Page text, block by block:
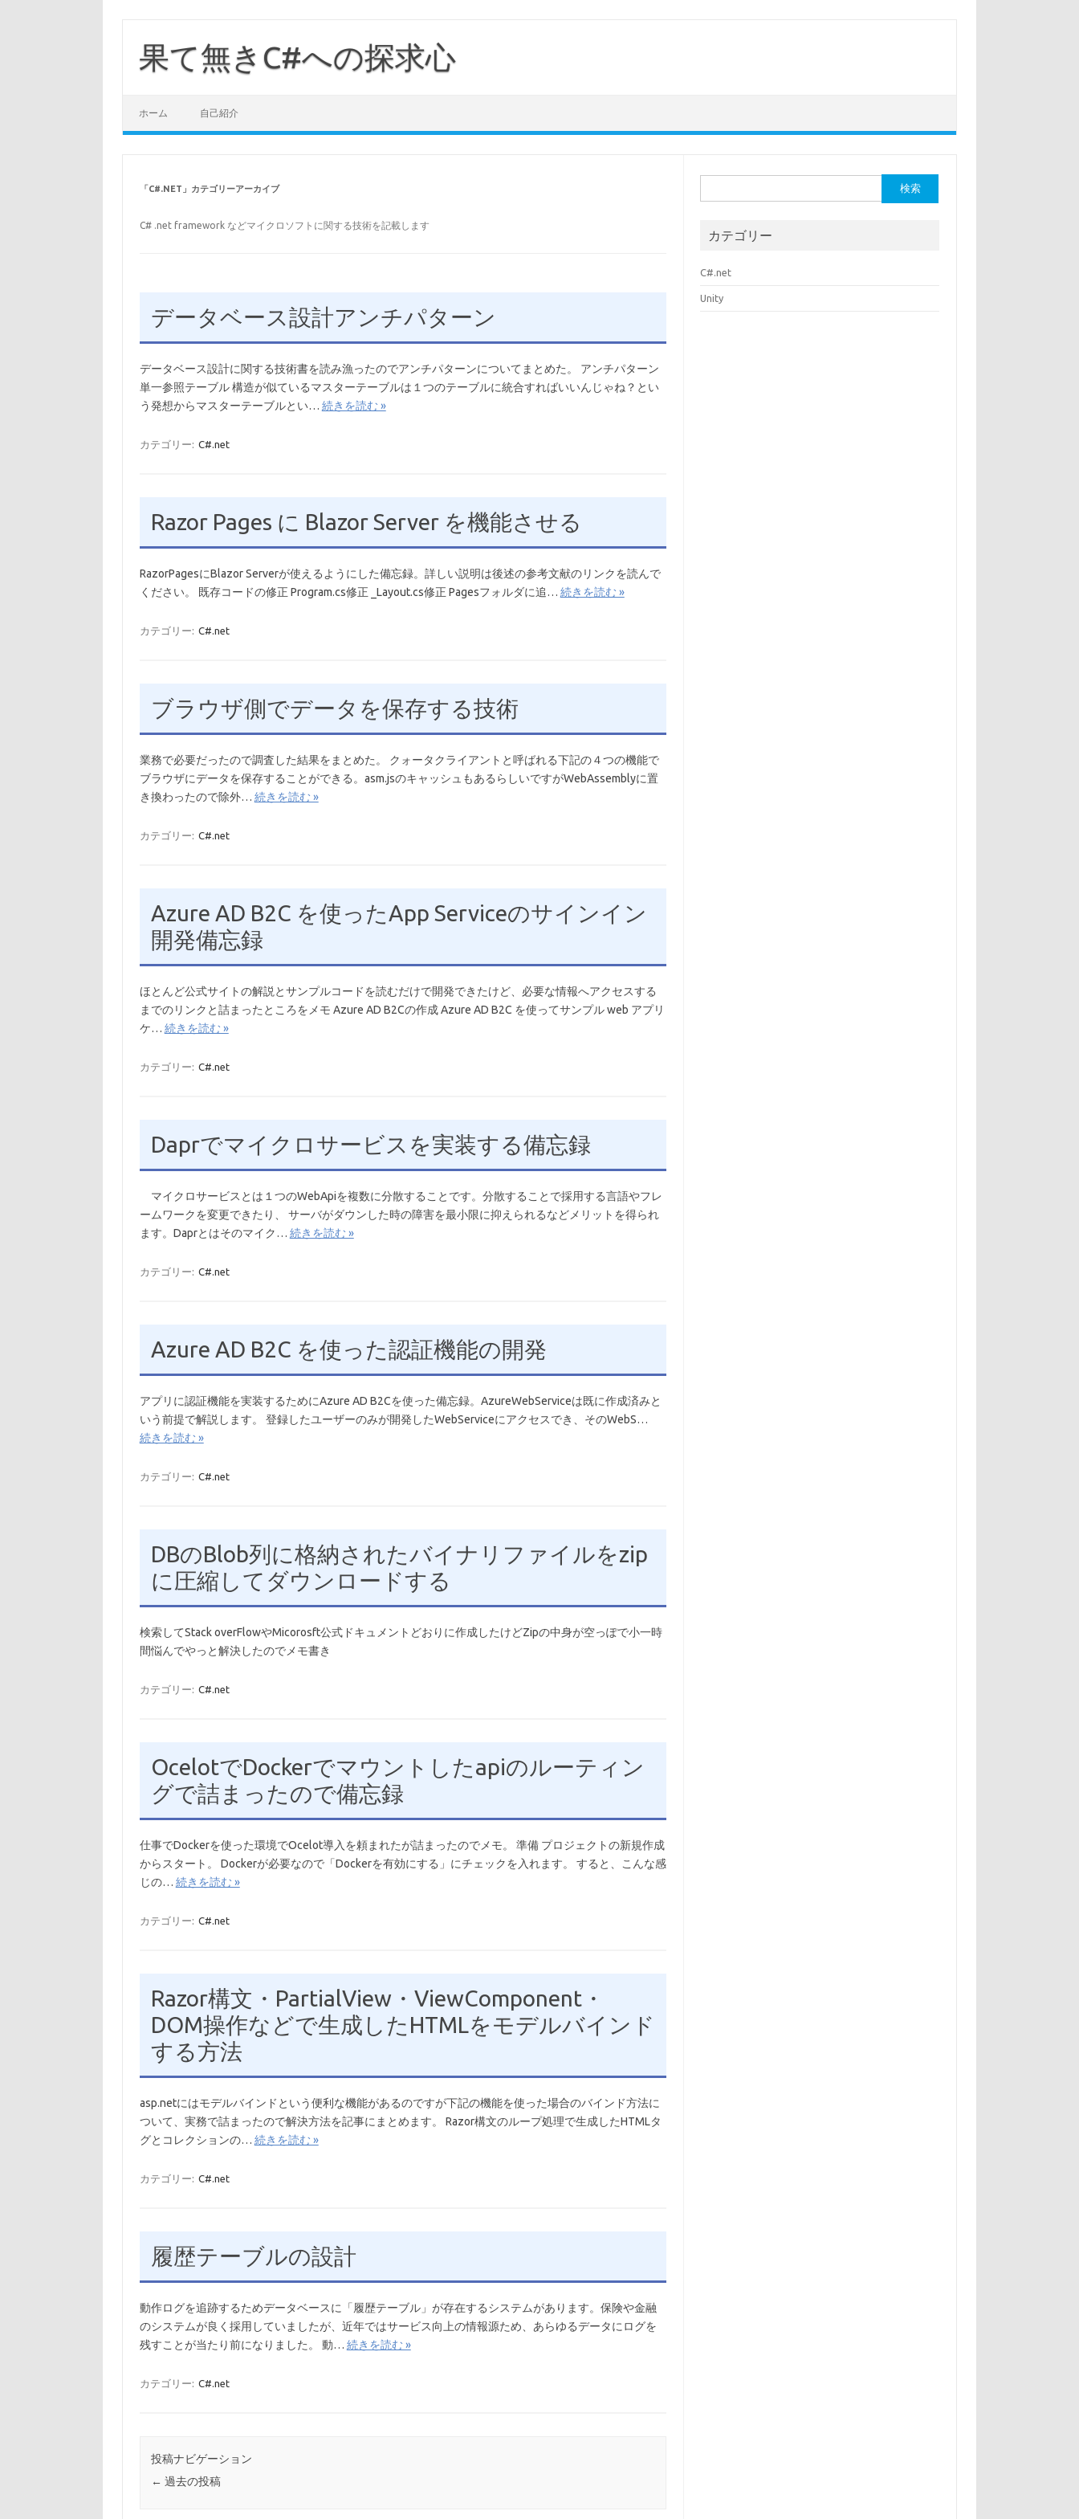
果て無きC#への探求心
ホーム 自己紹介
「C#.NET 」カテゴリーアーカイブ
C# .net framework などマイクロソフトに関する技術を記載します
データベース設計アンチパターン
データベース設計に関する技術書を読み漁ったのでアンチパターンについてまとめた。 アンチパターン
単一参照テーブル 構造が似ているマスターテーブルは１つのテーブルに統合すればいいんじゃね？とい
う発想からマスターテーブルとい… 続きを読む »
カテゴリー: C#.net
Razor Pages に Blazor Server を機能させる
RazorPagesにBlazor Serverが使えるようにした備忘録。詳しい説明は後述の参考文献のリンクを読んで
ください。 既存コードの修正 Program.cs修正 _Layout.cs修正 Pagesフォルダに追… 続きを読む »
カテゴリー: C#.net
ブラウザ側でデータを保存する技術
業務で必要だったので調査した結果をまとめた。 クォータクライアントと呼ばれる下記の４つの機能で
ブラウザにデータを保存することができる。asm.jsのキャッシュもあるらしいですがWebAssemblyに置
き換わったので除外… 続きを読む »
カテゴリー: C#.net
Azure AD B2C を使ったApp Serviceのサインイン
開発備忘録
ほとんど公式サイトの解説とサンプルコードを読むだけで開発できたけど、必要な情報へアクセスする
までのリンクと詰まったところをメモ Azure AD B2Cの作成 Azure AD B2C を使ってサンプル web アプリ
ケ… 続きを読む »
カテゴリー: C#.net
Daprでマイクロサービスを実装する備忘録
マイクロサービスとは１つのWebApiを複数に分散することです。分散することで採用する言語やフレ
ームワークを変更できたり、 サーバがダウンした時の障害を最小限に抑えられるなどメリットを得られ
ます。Daprとはそのマイク… 続きを読む »
カテゴリー: C#.net
Azure AD B2C を使った認証機能の開発
アプリに認証機能を実装するためにAzure AD B2Cを使った備忘録。AzureWebServiceは既に作成済みと
いう前提で解説します。 登録したユーザーのみが開発したWebServiceにアクセスでき、そのWebS…
続きを読む »
カテゴリー: C#.net
DBのBlob列に格納されたバイナリファイルをzip
に圧縮してダウンロードする
検索してStack overFlowやMicorosft公式ドキュメントどおりに作成したけどZipの中身が空っぽで小一時
間悩んでやっと解決したのでメモ書き
カテゴリー: C#.net
OcelotでDockerでマウントしたapiのルーティン
グで詰まったので備忘録
仕事でDockerを使った環境でOcelot導入を頼まれたが詰まったのでメモ。 準備 プロジェクトの新規作成
からスタート。 Dockerが必要なので「Dockerを有効にする」にチェックを入れます。 すると、こんな感
じの… 続きを読む »
カテゴリー: C#.net
Razor構文・PartialView・ViewComponent・
DOM操作などで生成したHTMLをモデルバインド
する方法
asp.netにはモデルバインドという便利な機能があるのですが下記の機能を使った場合のバインド方法に
ついて、実務で詰まったので解決方法を記事にまとめます。 Razor構文のループ処理で生成したHTMLタ
グとコレクションの… 続きを読む »
カテゴリー: C#.net
履歴テーブルの設計
動作ログを追跡するためデータベースに「履歴テーブル」が存在するシステムがあります。保険や金融
のシステムが良く採用していましたが、近年ではサービス向上の情報源ため、あらゆるデータにログを
残すことが当たり前になりました。 動… 続きを読む »
カテゴリー: C#.net
投稿ナビゲーション
← 過去の投稿
索:
カテゴリー
C#.net
Unity